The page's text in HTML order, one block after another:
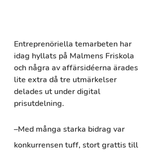
Entreprenöriella temarbeten har
idag hyllats på Malmens Friskola
och några av affärsidéerna ärades
lite extra då tre utmärkelser
delades ut under digital
prisutdelning.
–Med många starka bidrag var
konkurrensen tuff, stort grattis till